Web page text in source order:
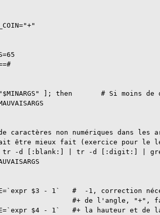
]; then       # Si moins de
caractères non numériques dans les
être mieux fait (exercice pour le
| tr -d [:blank:] | tr -d [:digit:] |
$3 - 1`   #  -1, correction
#+ de l'angle, "+",
$4 - 1`   #+ la hauteur et de